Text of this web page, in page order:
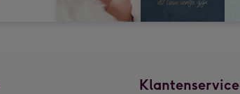
Klantenservice